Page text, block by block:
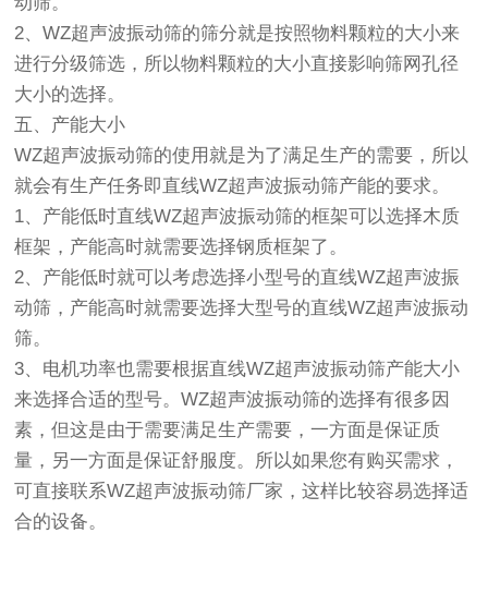
2、WZ超声波振动筛的筛分就是按照物料颗粒的大小来
进行分级筛选，所以物料颗粒的大小直接影响筛网孔径
大小的选择。
五、产能大小
WZ超声波振动筛的使用就是为了满足生产的需要，所以
就会有生产任务即直线WZ超声波振动筛产能的要求。
1、产能低时直线WZ超声波振动筛的框架可以选择木质
框架，产能高时就需要选择钢质框架了。
2、产能低时就可以考虑选择小型号的直线WZ超声波振
动筛，产能高时就需要选择大型号的直线WZ超声波振动
筛。
3、电机功率也需要根据直线WZ超声波振动筛产能大小
来选择合适的型号。WZ超声波振动筛的选择有很多因
素，但这是由于需要满足生产需要，一方面是保证质
量，另一方面是保证舒服度。所以如果您有购买需求，
可直接联系WZ超声波振动筛厂家，这样比较容易选择适
合的设备。